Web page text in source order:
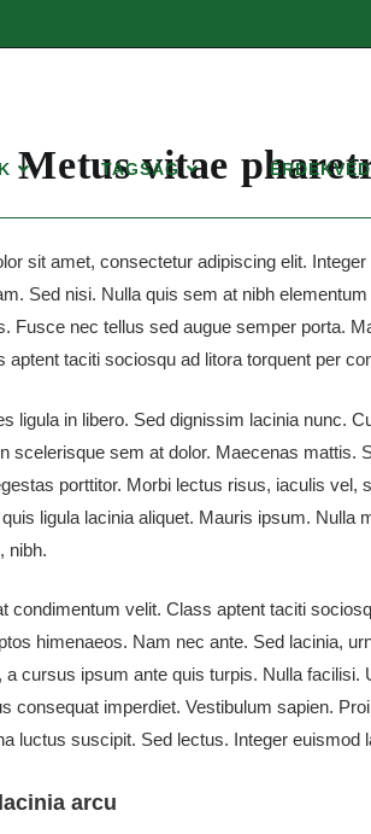
TAGSÁG
Metus vitae
sit amet, consectetur adipiscing elit.
Sed nisi. Nulla quis sem at nibh
Fusce nec tellus sed augue semper porta.
aptent taciti sociosqu ad litora torquent per
ligula in libero. Sed dignissim lacinia nunc.
scelerisque sem at dolor. Maecenas mattis.
porttitor. Morbi lectus risus, iaculis vel,
ligula lacinia aliquet. Mauris ipsum. Nulla
nibh.
condimentum velit. Class aptent taciti
himenaeos. Nam nec ante. Sed lacinia,
a cursus ipsum ante quis turpis. Nulla facilisi.
consequat imperdiet. Vestibulum sapien.
luctus suscipit. Sed lectus. Integer euismod
arcu